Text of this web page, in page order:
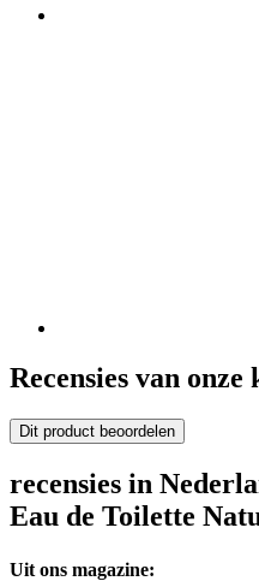
Recensies van onze
Dit product beoordelen
recensies in
Eau de Toilette
Uit ons magazine: